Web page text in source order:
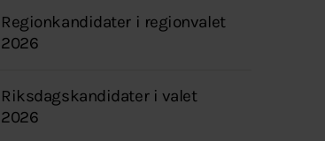
Regionkandidater i regionvalet
2026
Riksdagskandidater i valet
2026